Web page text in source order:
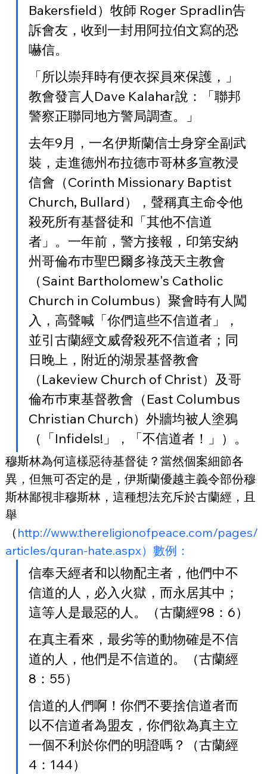
Bakersfield）牧師 Roger Spradlin告
訴會友，收到一封用阿拉伯文寫的恐
嚇信。
「所以崇拜時有便衣探員來保護，」
教會發言人Dave Kalahar說：「聯邦
警察正聯同地方警局調查。」
去年9月，一名伊斯蘭信士身穿全副武
裝，走進德州布拉德巿哥林多宣教浸
信會（Corinth Missionary Baptist
Church, Bullard），聲稱真主命令他
殺死所有基督徒和「其他不信道
者」。一年前，警方接報，印第安納
州哥倫布巿聖巴爾多祿茂天主教會
（Saint Bartholomew's Catholic
Church in Columbus）聚會時有人闖
入，高聲喊「你們這些不信道者」，
並引古蘭經文威脅殺死不信道者；同
日晚上，附近的湖景基督教會
（Lakeview Church of Christ）及哥
倫布巿東基督教會（East Columbus
Christian Church）外牆均被人塗鴉
（「Infidels!」，「不信道者！」）。
穆斯林為何這樣惡待基督徒？當然個案細節各
異，但無可否定的是，伊斯蘭優越主義令部份穆
斯林鄙視非穆斯林，這種想法充斥於古蘭經，且
舉
（ http://www.thereligionofpeace.com/pages/
articles/quran-hate.aspx）數例：
信奉天經者和以物配主者，他們中不
信道的人，必入火獄，而永居其中；
這等人是最惡的人。（古蘭經98：6）
在真主看來，最劣等的動物確是不信
道的人，他們是不信道的。（古蘭經
8：55）
信道的人們啊！你們不要捨信道者而
以不信道者為盟友，你們欲為真主立
一個不利於你們的明證嗎？（古蘭經
4：144）